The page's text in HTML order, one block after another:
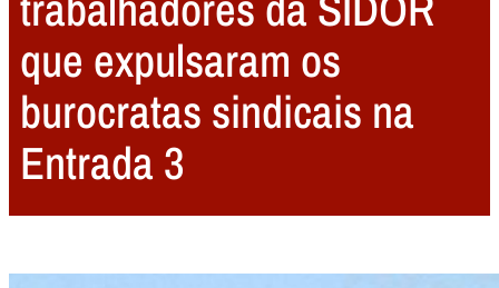
que expulsaram os
burocratas sindicais na
Entrada 3